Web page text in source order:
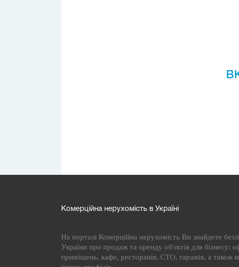
Комерційна нерухомість в Україні
На порталі Комерційна нерухомість Ви знайдете
України про продаж та оренду об'єктів для бізнесу:
приміщень, кафе, ресторанів, СТО, гаражів, а також